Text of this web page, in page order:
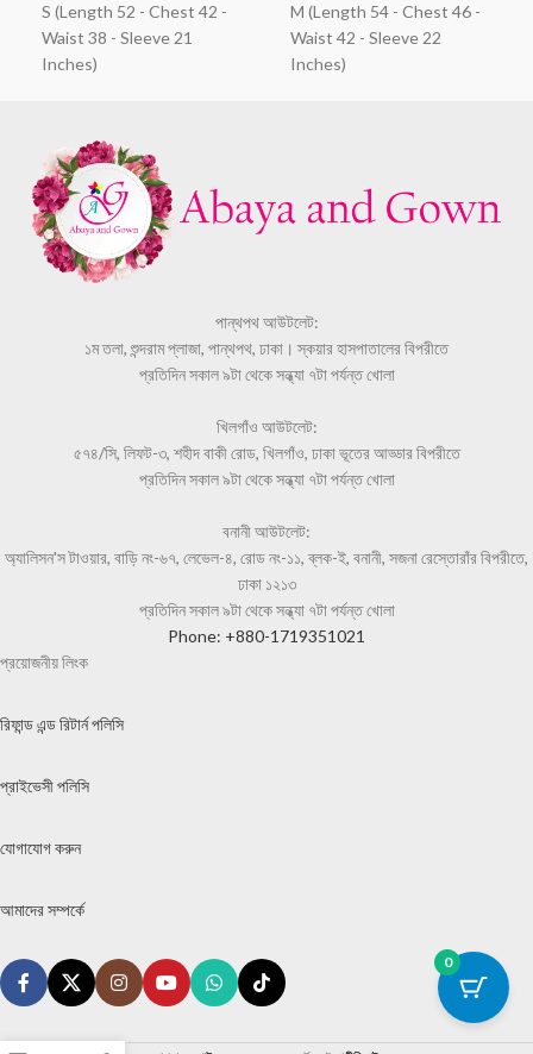
S (Length 52 - Chest 42 -
Waist 38 - Sleeve 21
Inches)
M (Length 54 - Chest 46 -
Waist 42 - Sleeve 22
Inches)
পান্থপথ আউটলেট:
১ম তলা, শুন্দরাম প্লাজা, পান্থপথ, ঢাকা। স্কয়ার হাসপাতালের বিপরীতে
প্রতিদিন সকাল ৯টা থেকে সন্ধ্যা ৭টা পর্যন্ত খোলা
খিলগাঁও আউটলেট:
৫৭৪/সি, লিফট-৩, শহীদ বাকী রোড, খিলগাঁও, ঢাকা ভূতের আড্ডার বিপরীতে
প্রতিদিন সকাল ৯টা থেকে সন্ধ্যা ৭টা পর্যন্ত খোলা
বনানী আউটলেট:
অ্যালিসন'স টাওয়ার, বাড়ি নং-৬৭, লেভেল-৪, রোড নং-১১, ব্লক-ই, বনানী, সজনা রেস্তোরাঁর বিপরীতে,
ঢাকা ১২১৩
প্রতিদিন সকাল ৯টা থেকে সন্ধ্যা ৭টা পর্যন্ত খোলা
Phone: +880-1719351021
প্রয়োজনীয় লিংক
রিফান্ড এন্ড রিটার্ন পলিসি
প্রাইভেসী পলিসি
যোগাযোগ করুন
আমাদের সম্পর্কে
0